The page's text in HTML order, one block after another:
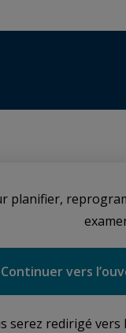
planifier,
Continuer vers
serez redirigé vers